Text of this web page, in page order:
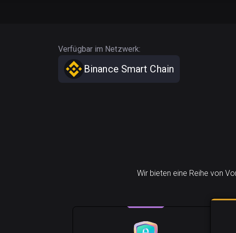
Verfügbar im Netzwerk:
Binance Smart Chain
Wir bieten eine Reihe von